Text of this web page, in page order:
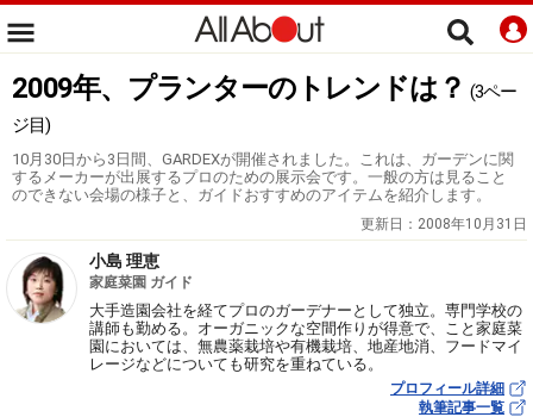
2009年、プランターのトレンドは？ (3ペー
ジ目)
10月30日から3日間、GARDEXが開催されました。これは、ガーデンに関
するメーカーが出展するプロのための展示会です。一般の方は見ること
のできない会場の様子と、ガイドおすすめのアイテムを紹介します。
更新日： 2008年10月31日
小島 理恵
家庭菜園 ガイド
大手造園会社を経てプロのガーデナーとして独立。専門学校の
講師も勤める。オーガニックな空間作りが得意で、こと家庭菜
園においては、無農薬栽培や有機栽培、地産地消、フードマイ
レージなどについても研究を重ねている。
プロフィール詳細
執筆記事一覧